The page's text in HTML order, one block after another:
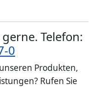
Telefon:
0
Produkten,
Rufen Sie